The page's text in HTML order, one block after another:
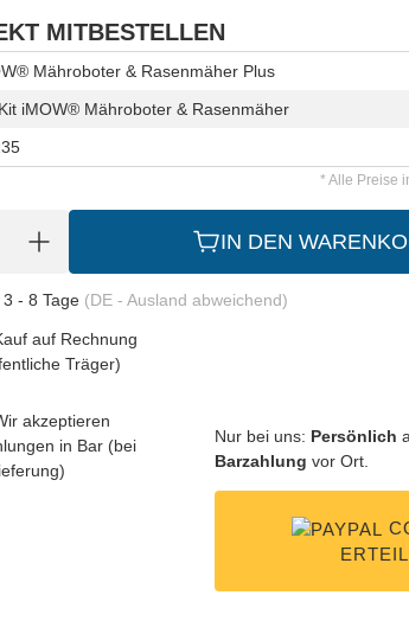
MITBESTELLEN
Mähroboter & Rasenmäher Plus
iMOW® Mähroboter & Rasenmäher
* Alle Preise
IN DEN
3 - 8 Tage (DE - Ausland abweichend)
Nur bei uns: Persönlich
Barzahlung vor Ort.